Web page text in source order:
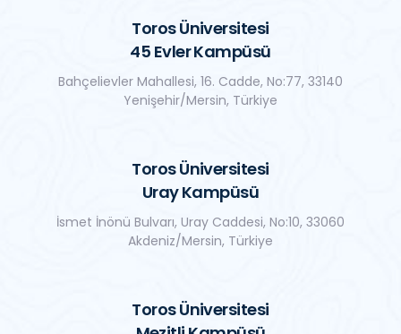
Toros Üniversitesi
45 Evler Kampüsü
Bahçelievler Mahallesi, 16. Cadde, No:77, 33140
Yenişehir/Mersin, Türkiye
Toros Üniversitesi
Uray Kampüsü
İsmet İnönü Bulvarı, Uray Caddesi, No:10, 33060
Akdeniz/Mersin, Türkiye
Toros Üniversitesi